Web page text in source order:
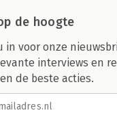
de hoogte
in voor onze
interviews en
de beste acties.